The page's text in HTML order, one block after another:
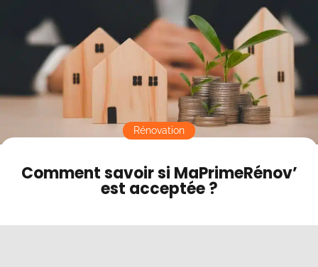
Mode sombre
Comment savoir si MaPrimeRénov’
est acceptée ?
Rénovation